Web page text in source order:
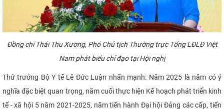
Đồng chí Thái Thu Xương, Phó Chủ tịch Thường trực Tổng LĐLĐViệt
Nam phát biểu chỉ đạo tại Hội nghị
Thứ trưởng Bộ Y tế Lê Đức Luận nhấn mạnh: Năm 2025 là năm có ý
nghĩa đặc biệt quan trọng, năm cuối thực hiện Kế hoạch phát triển kinh
tế - xã hội 5 năm 2021-2025, năm tiến hành Đại hội Đảng các cấp, tiến